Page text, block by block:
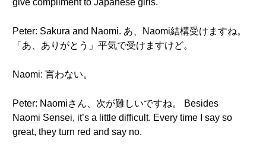
give compliment to Japanese girls.
Peter: Sakura and Naomi. あ、Naomi結構受けますね。
「あ、ありがとう」平気で受けますけど。
Naomi: 言わない。
Peter: Naomiさん、次が難しいですね。 Besides
Naomi Sensei, it’s a little difficult. Every time I say so
great, they turn red and say no.